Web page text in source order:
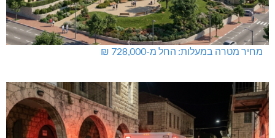
מחיר מטרה במעלות: החל מ-728,000 ₪